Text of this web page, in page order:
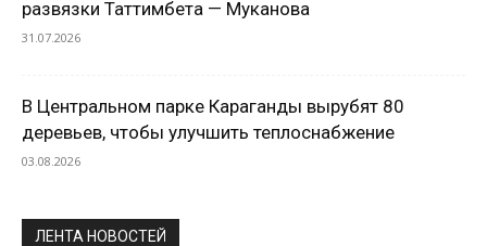
развязки Таттимбета — Муканова
31.07.2026
В Центральном парке Караганды вырубят 80
деревьев, чтобы улучшить теплоснабжение
03.08.2026
ЛЕНТА НОВОСТЕЙ